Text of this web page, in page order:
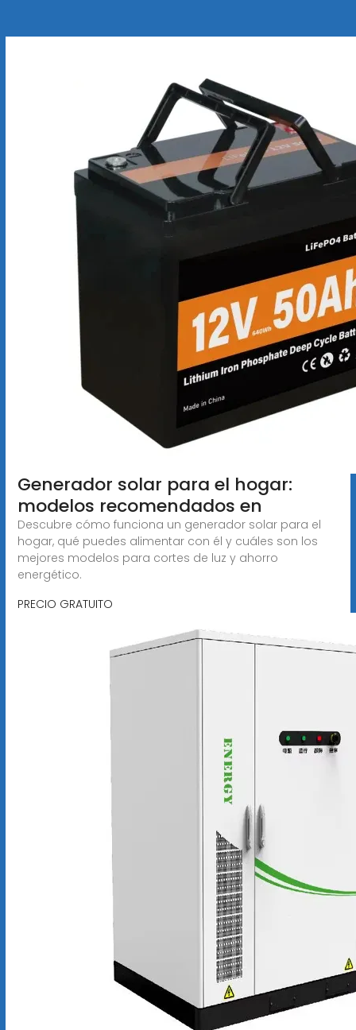
Generador solar para el hogar:
modelos recomendados en
Descubre cómo funciona un generador solar para el
hogar, qué puedes alimentar con él y cuáles son los
mejores modelos para cortes de luz y ahorro
energético.
PRECIO GRATUITO